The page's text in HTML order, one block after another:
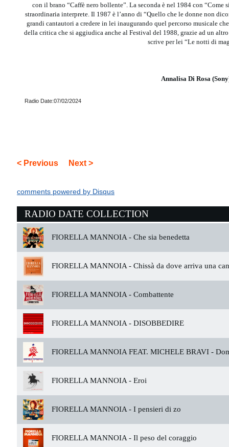
con il brano “Caffè nero bollente”. La seconda è nel 1984 con “Come
straordinaria interprete. Il 1987 è l’anno di “Quello che le donne non
grandi cantautori a credere in lei inaugurando quel percorso musicale
della critica che si aggiudica anche al Festival del 1988, grazie ad un
scrive per lei “Le notti di
Annalisa Di Rosa
Radio Date:07/02/2024
< Previous Next >
comments powered by Disqus
RADIO DATE COLLECTION
FIORELLA MANNOIA - Che sia benedetta
FIORELLA MANNOIA - Chissà da dove arriva una
FIORELLA MANNOIA - Combattente
FIORELLA MANNOIA - DISOBBEDIRE
FIORELLA MANNOIA FEAT. MICHELE BRAVI -
FIORELLA MANNOIA - Eroi
FIORELLA MANNOIA - I pensieri di zo
FIORELLA MANNOIA - Il peso del coraggio